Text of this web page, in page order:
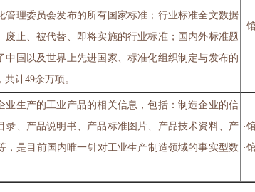
管理委员会发布的所有国家标准；行业标准全文数据
废止、被代替、即将实施的行业标准；国内外标准题
中国以及世界上先进国家、标准化组织制定与发布的
计49余万项。
·
业生产的工业产品的相关信息，包括：制造企业的信
录、产品说明书、产品标准图片、产品技术资料、产
，是目前国内唯一针对工业生产制造领域的事实型数
·
·